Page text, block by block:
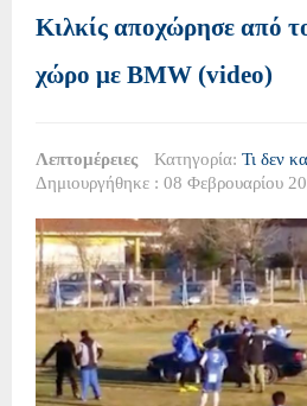
Κιλκίς αποχώρησε από
χώρο με BMW (video)
Λεπτομέρειες Κατηγορία: Τι δεν
Δημιουργήθηκε : 08 Φεβρουαρίου